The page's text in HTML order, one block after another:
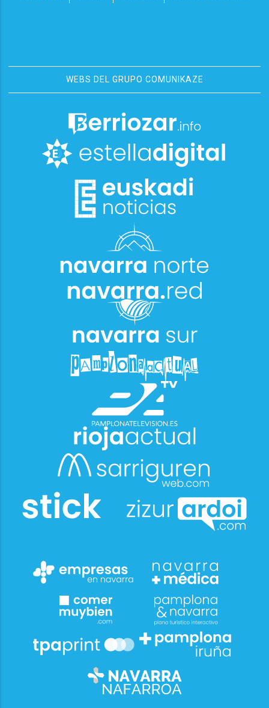
WEBS DEL GRUPO COMUNIKAZE